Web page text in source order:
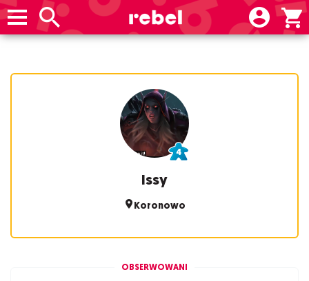
Issy
Koronowo
OBSERWOWANI